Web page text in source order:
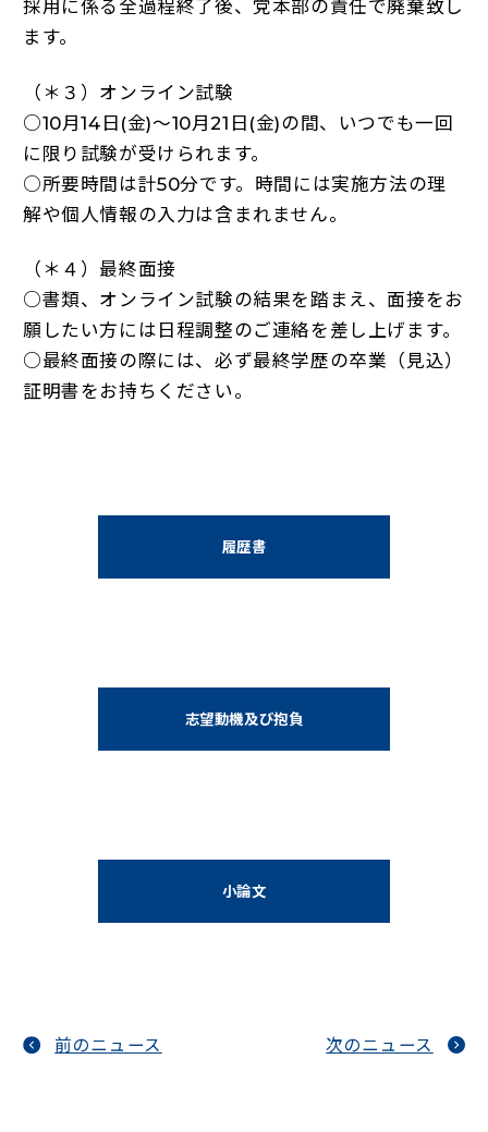
採用に係る全過程終了後、党本部の責任で廃棄致し
ます。
（＊３）オンライン試験
○10月14日(金)～10月21日(金)の間、いつでも一回
に限り試験が受けられます。
○所要時間は計50分です。時間には実施方法の理
解や個人情報の入力は含まれません。
（＊４）最終面接
○書類、オンライン試験の結果を踏まえ、面接をお
願したい方には日程調整のご連絡を差し上げます。
○最終面接の際には、必ず最終学歴の卒業（見込）
証明書をお持ちください。
履歴書
志望動機及び抱負
小論文
前のニュース 次のニュース